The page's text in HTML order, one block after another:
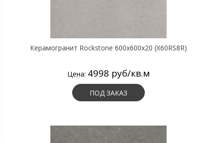
Керамогранит Rockstone 600х600х20 (X60RS8R)
Цена: 4998 руб/кв.м
ПОД ЗАКАЗ